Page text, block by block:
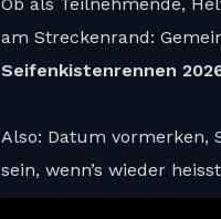
am Streckenrand:
Seifenkistenrennen
Also: Datum vormerken,
sein, wenn’s wieder